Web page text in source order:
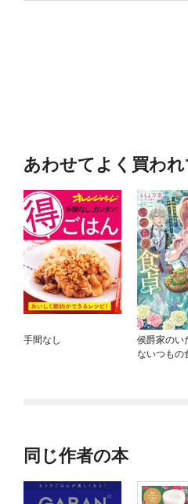
あわせてよく買わ
手間なし
侯爵家のい
ないつもの
同じ作者の本